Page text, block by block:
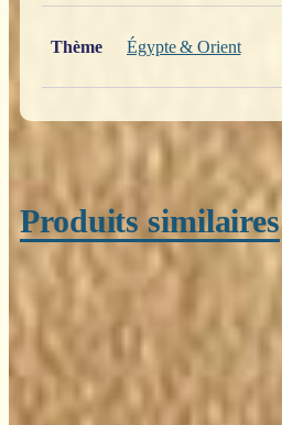
Thème Égypte & Orient
Produits similaires